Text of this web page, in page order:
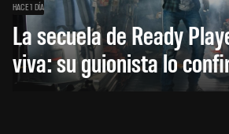
HACE 1 DÍA
La secuela de Ready
viva: su guionista lo